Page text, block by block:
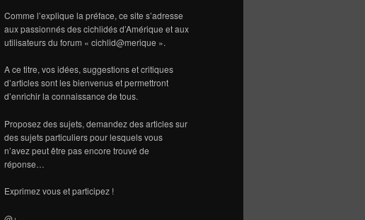
Comme l’explique la préface, ce site s’adresse
aux passionnés des cichlidés d’Amérique et aux
utilisateurs du forum « cichlid@merique ».
A ce titre, vos idées, suggestions et critiques
d’articles sont les bienvenus et permettront
d’enrichir la connaissance de tous.
Proposez des sujets, demandez des articles sur
des sujets particuliers pour lesquels vous
n’avez peut être pas encore trouvé de
réponse…
Exprimez vous et participez !